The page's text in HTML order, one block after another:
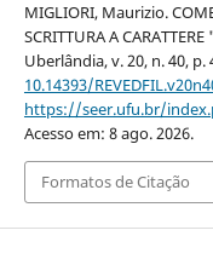
MIGLIORI, Maurizio.
SCRITTURA A
Uberlândia, v. 20, n. 40, p.
10.14393/
https://seer.ufu.br/
Acesso em: 8 ago. 2026.
Formatos de Citação